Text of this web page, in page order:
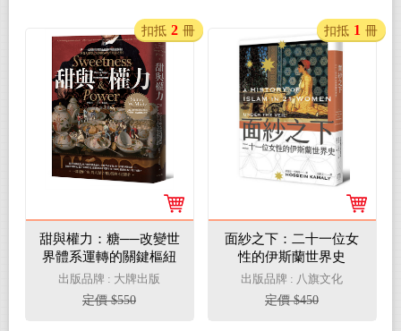
甜與權力：糖──改變世
界體系運轉的關鍵樞紐
【飲食人類學之父西敏
司畢生壓卷之作】
出版品牌 : 大牌出版
定價 $550
扣抵 2 冊
面紗之下：二十一位女
性的伊斯蘭世界史
出版品牌 : 八旗文化
定價 $450
扣抵 1 冊